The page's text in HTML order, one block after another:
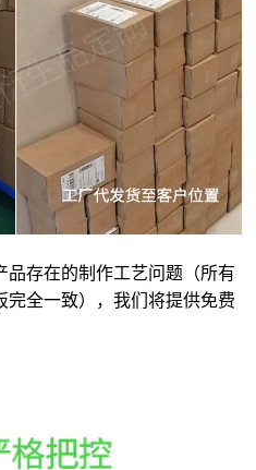
品存在的制作工艺问题（所有
完全一致），我们将提供免费